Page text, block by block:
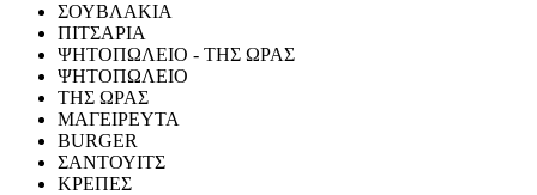
ΣΟΥΒΛΑΚΙΑ
ΠΙΤΣΑΡΙΑ
ΨΗΤΟΠΩΛΕΙΟ - ΤΗΣ ΩΡΑΣ
ΨΗΤΟΠΩΛΕΙΟ
ΤΗΣ ΩΡΑΣ
ΜΑΓΕΙΡΕΥΤΑ
BURGER
ΣΑΝΤΟΥΙΤΣ
ΚΡΕΠΕΣ